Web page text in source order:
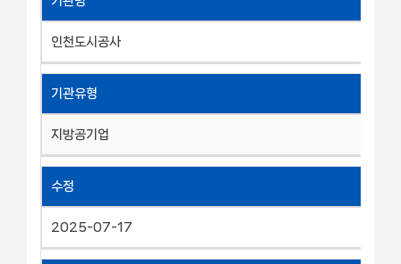
인천도시공사
기관유형
지방공기업
수정
2025-07-17